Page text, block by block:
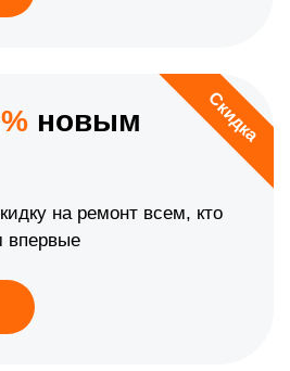
Скидка
новым
на ремонт всем, кто
впервые